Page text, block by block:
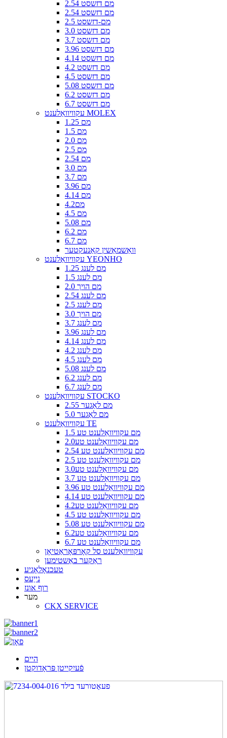
2.54 מם דזשסט
2.54 מם דזשסט
2.5 מם-דזשסט
3.0 מם דזשסט
3.7 מם דזשסט
3.96 מם דזשסט
4.14 מם דזשסט
4.2 מם דזשסט
4.5 מם דזשסט
5.08 מם דזשסט
6.2 מם דזשסט
6.7 מם דזשסט
עקוויוואַלענט MOLEX
1.25 מם
1.5 מם
2.0 מם
2.5 מם
2.54 מם
3.0 מם
3.7 מם
3.96 מם
4.14 מם
4.2מם
4.5 מם
5.08 מם
6.2 מם
6.7 מם
וואַשמאַשין קאַנעקטער
עקוויוואַלענט YEONHO
1.25 מם לענג
1.5 מם לענג
2.0 מם הויך
2.54 מם לענג
2.5 מם לענג
3.0 מם הויך
3.7 מם לענג
3.96 מם לענג
4.14 מם לענג
4.2 מם לענג
4.5 מם לענג
5.08 מם לענג
6.2 מם לענג
6.7 מם לענג
עקוויוואַלענט STOCKO
2.55 מם לאַגער
5.0 מם לאַגער
עקוויוואַלענט TE
1.5 מם עקוויוואַלענט טע
2.0מם עקוויוואַלענט טע
2.54 מם עקוויוואַלענט טע
2.5 מם עקוויוואַלענט טע
3.0מם עקוויוואַלענט טע
3.7 מם עקוויוואַלענט טע
3.96 מם עקוויוואַלענט טע
4.14 מם עקוויוואַלענט טע
4.2מם עקוויוואַלענט טע
4.5 מם עקוויוואַלענט טע
5.08 מם עקוויוואַלענט טע
6.2מם עקוויוואַלענט טע
6.7 מם עקוויוואַלענט טע
עקוויוואַלענט סל קאָרפּאָראַטיאָן
ראַקער באַשטימען
טעכנאָלאָגיע
נייַעס
רוף אונז
מער
CKX SERVICE
היים
פֿעיִקייטן פּראָדוקטן